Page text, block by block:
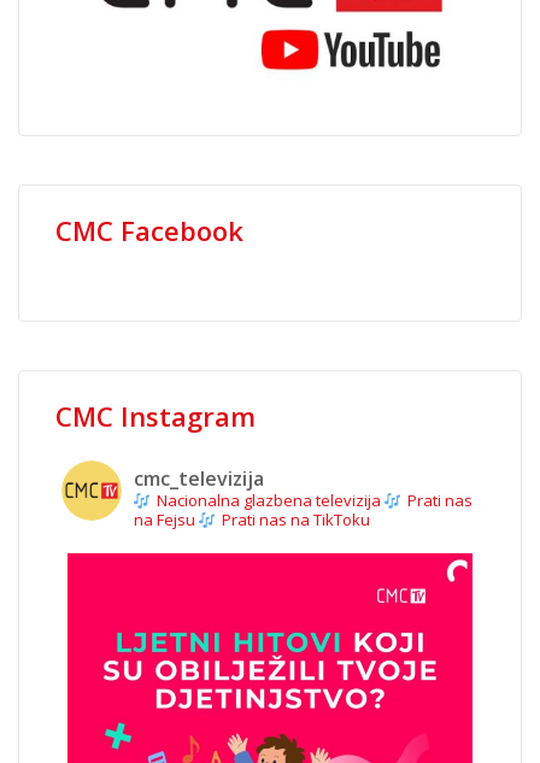
CMC Facebook
CMC Instagram
cmc_televizija
Nacionalna glazbena televizija
Prati nas
na Fejsu
Prati nas na TikToku